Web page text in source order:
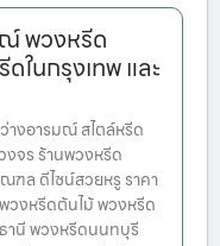
พวงหรีด
ในกรุงเทพ และ
งอารมณ์ สไตล์หรีด
จร ร้านพวงหรีด
ฑล ดีไซน์สวยหรู ราคา
งหรีดต้นไม้ พวงหรีด
านี พวงหรีดนนทบุรี